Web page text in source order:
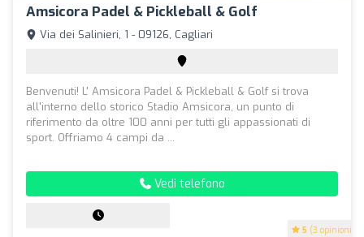
Amsicora Padel & Pickleball & Golf
5 (3 opinioni)
Via dei Salinieri, 1 - 09126, Cagliari
Benvenuti! L' Amsicora Padel & Pickleball & Golf si trova
all'interno dello storico Stadio Amsicora, un punto di
riferimento da oltre 100 anni per tutti gli appassionati di
sport. Offriamo 4 campi da ...
Vedi telefono